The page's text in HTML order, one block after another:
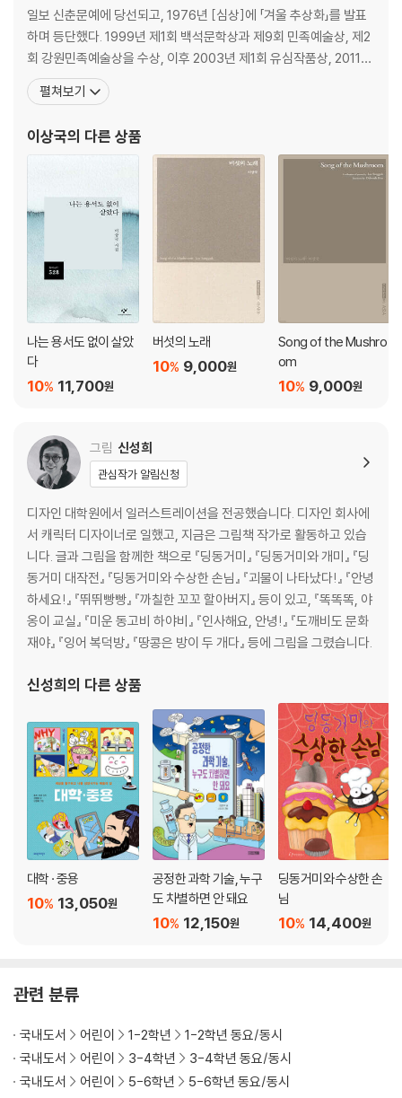
아무도 모른대요
눈 오는 밤
담쟁이 나라
바보 누렁이
너 그거 아니
땅콩 방 친구 방
어디로 갔을까?
할머니 치과
평양아 기다려!
등대
제4부 뻐꾸기 전화
첫눈
너무한다
눈 오는 날
수국이 피었다
카멜레온
개밥바라기별
거미집
세상에 이런 일이
물푸레나무
뚱딴지
뻐꾸기 전화
길동무
해설｜아름답고 궁금하고 미안한 이야기_정유경
시인의 말
일보 신춘문예에 당선되고, 1976년 [심상]에 「겨울 추상화」를 발표
하며 등단했다. 1999년 제1회 백석문학상과 제9회 민족예술상, 제2
회 강원민족예술상을 수상, 이후 2003년 제1회 유심작품상, 2011년
제6회 불교문예작품상, 2012년 제24회 정지용문학상, 2012년 올해
의 시, 제1회 강원문화예술상, 2013년 제2회 박재삼문학상, 2014년
예총, 강원작가회의 지회장, 만해
펼쳐보기
이상국의 다른 상품
나는 용서도 없이 살았
다
11,700원
10%
버섯의 노래
9,000원
10%
Song of the Mushro
om
9,000원
10%
그림 신성희
관심작가 알림신청
디자인 대학원에서 일러스트레이션을 전공했습니다. 디자인 회사에
서 캐릭터 디자이너로 일했고, 지금은 그림책 작가로 활동하고 있습
니다. 글과 그림을 함께한 책으로 『딩동거미』 『딩동거미와 개미』 『딩
동거미 대작전』 『딩동거미와 수상한 손님』 『괴물이 나타났다!』 『안녕
하세요!』 『뛰뛰빵빵』 『까칠한 꼬꼬 할아버지』 등이 있고, 『똑똑똑, 야
옹이 교실』 『미운 동고비 하야비』 『인사해요, 안녕!』 『도깨비도 문화
재야』 『잉어 복덕방』 『땅콩은 방이 두 개다』 등에 그림을 그렸습니다.
신성희의 다른 상품
대학 · 중용
13,050원
10%
공정한 과학 기술, 누구
도 차별하면 안 돼요
12,150원
10%
딩동거미와 수상한 손
님
14,400원
10%
관련 분류
국내도서 어린이 1-2학년
1-2학년 동요/동시
국내도서
어린이 3-4학년
3-4학년 동요/동시
국내도서
어린이 5-6학년
5-6학년 동요/동시